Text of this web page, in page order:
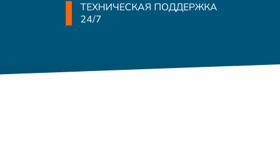
ТЕХНИЧЕСКАЯ ПОДДЕРЖКА
24/7